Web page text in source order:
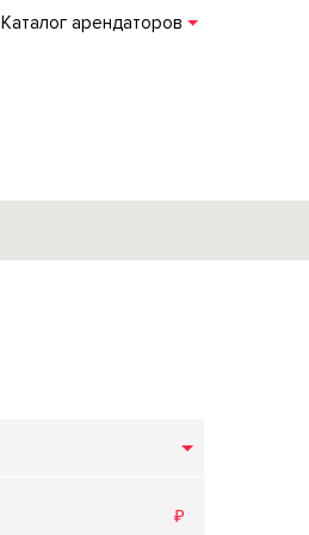
Каталог арендаторов